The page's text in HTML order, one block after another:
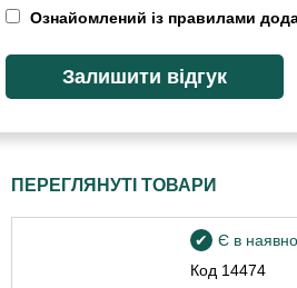
Ознайомлений із правилами
ПЕРЕГЛЯНУТІ ТОВАРИ
Код 14474
Є в